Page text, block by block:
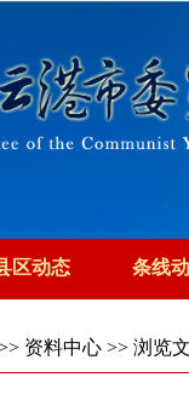
区动态 条线
资料中心 >> 浏览